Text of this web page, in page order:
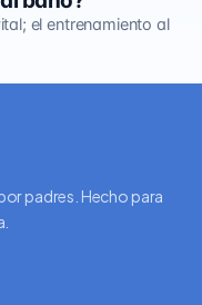
el entrenamiento al
padres. Hecho para